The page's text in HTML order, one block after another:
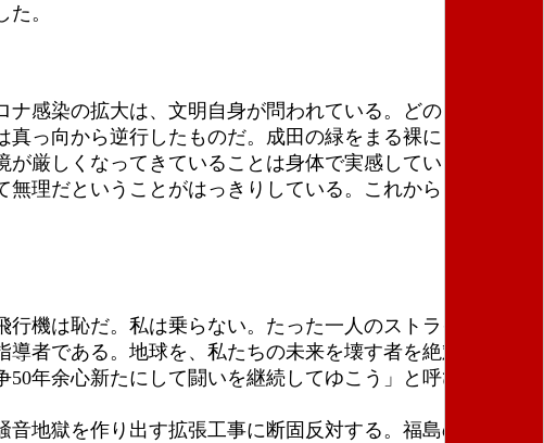
。
感染の拡大は、文明自身が問われている。どのように闘
っ向から逆行したものだ。成田の緑をまる裸にし、どれ
厳しくなってきていることは身体で実感している。自然
理だということがはっきりしている。これからも頑張っ
機は恥だ。私は乗らない。たった一人のストライキ、Ｇ
者である。地球を、私たちの未来を壊す者を絶対に許さ
年余心新たにして闘いを継続してゆこう」と呼びかけ
地獄を作り出す拡張工事に断固反対する。福島の汚染水